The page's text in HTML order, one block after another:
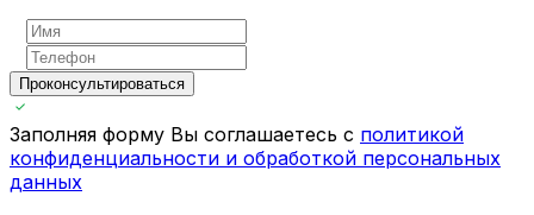
Проконсультироваться
Заполняя форму Вы соглашаетесь с политикой
конфиденциальности и обработкой персональных
данных